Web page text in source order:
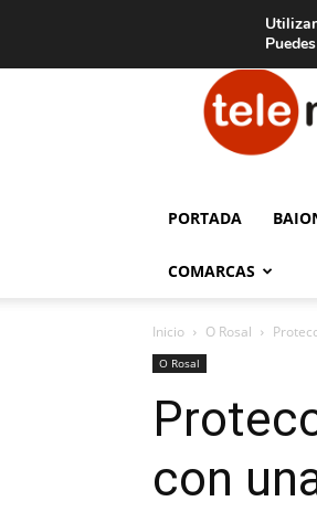
Aviso
PORTADA
COMARCAS
Inicio O Rosal
O Rosal
con